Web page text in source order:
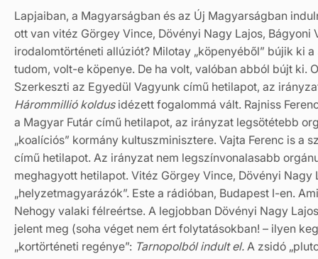
Lapjaiban, a Magyarságban és az Új Magyarságban
ott van vitéz Görgey Vince, Dövényi Nagy Lajos, Bágyoni
irodalomtörténeti allúziót? Milotay „köpenyéből” bújik ki
tudom, volt-e köpenye. De ha volt, valóban abból bújt ki.
Szerkeszti az Egyedül Vagyunk című hetilapot, az
Hárommillió koldusidézett fogalommá vált. Rajniss
a Magyar Futár című hetilapot, az irányzat legsötétebb
„koalíciós” kormány kultuszminisztere. Vajta Ferenc is a
című hetilapot. Az irányzat nem legszínvonalasabb
meghagyott hetilapot. Vitéz Görgey Vince, Dövényi Nagy
„helyzetmagyarázók”. Este a rádióban, Budapest I-en.
Nehogy valaki félreértse. A legjobban Dövényi Nagy
jelent meg (soha véget nem ért folytatásokban! – ilyen
„kortörténeti regénye”: Tarnopolból indult el. A zsidó